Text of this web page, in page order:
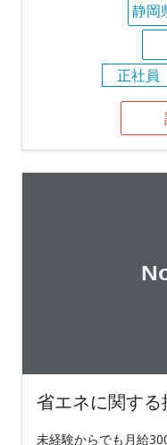
静岡
正社員
省エネに関す
未経験からでも月給